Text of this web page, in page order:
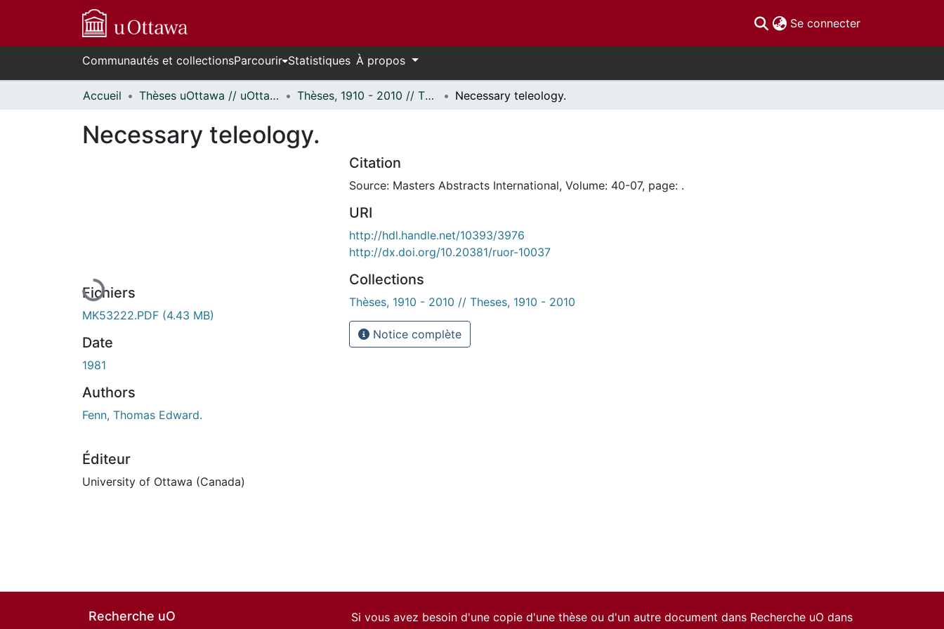
Se connecter(current)
Communautés et collectionsParcourir Statistiques À propos
Accueil Thèses uOttawa // uOttawa Theses Thèses, 1910 - 2010 // Theses, 1910 - 2010 Necessary teleology.
Necessary teleology.
Fichiers
MK53222.PDF (4.43 MB)
Date
1981
Authors
Fenn, Thomas Edward.
Éditeur
University of Ottawa (Canada)
Citation
Source: Masters Abstracts International, Volume: 40-07, page: .
URI
http://hdl.handle.net/10393/3976
http://dx.doi.org/10.20381/ruor-10037
Collections
Thèses, 1910 - 2010 // Theses, 1910 - 2010
Notice complète
Recherche uO
Si vous avez besoin d'une copie d'une thèse ou d'un autre document dans Recherche uO dans